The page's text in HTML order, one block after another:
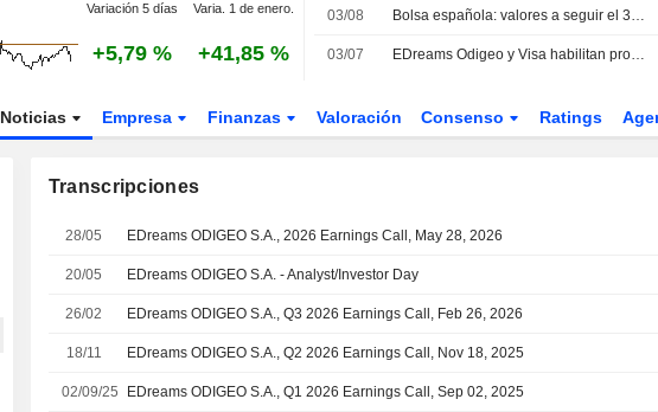
Variación 5 días Varia. 1 de enero.
+5,79 % +41,85 %
03/08 Bolsa española: valores a seguir el 3 de agosto
03/07 EDreams Odigeo y Visa habilitan protocolos de seguridad para gestionar reservas de viajes mediante agentes de inteligencia artificial
Noticias Empresa Finanzas Valoración Consenso Ratings
Transcripciones
28/05 EDreams ODIGEO S.A., 2026 Earnings Call, May 28, 2026
20/05 EDreams ODIGEO S.A. - Analyst/Investor Day
26/02 EDreams ODIGEO S.A., Q3 2026 Earnings Call, Feb 26, 2026
18/11 EDreams ODIGEO S.A., Q2 2026 Earnings Call, Nov 18, 2025
02/09/25 EDreams ODIGEO S.A., Q1 2026 Earnings Call, Sep 02, 2025